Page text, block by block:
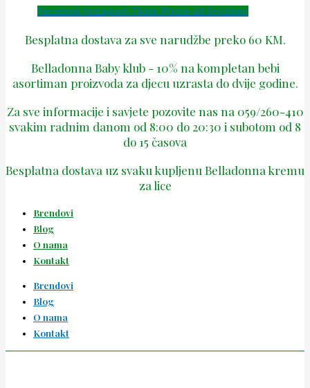
Facebook Instagram Tiktok Phone-alt Envelope
Besplatna dostava za sve narudžbe preko 60 KM.
Belladonna Baby klub - 10% na kompletan bebi
asortiman proizvoda za djecu uzrasta do dvije godine.
Za sve informacije i savjete pozovite nas na 059/260-410
svakim radnim danom od 8:00 do 20:30 i subotom od 8
do 15 časova
Besplatna dostava uz svaku kupljenu Belladonna kremu
za lice
Brendovi
Blog
O nama
Kontakt
Brendovi
Blog
O nama
Kontakt